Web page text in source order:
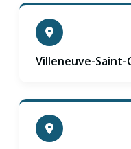
Villeneuve-Saint-